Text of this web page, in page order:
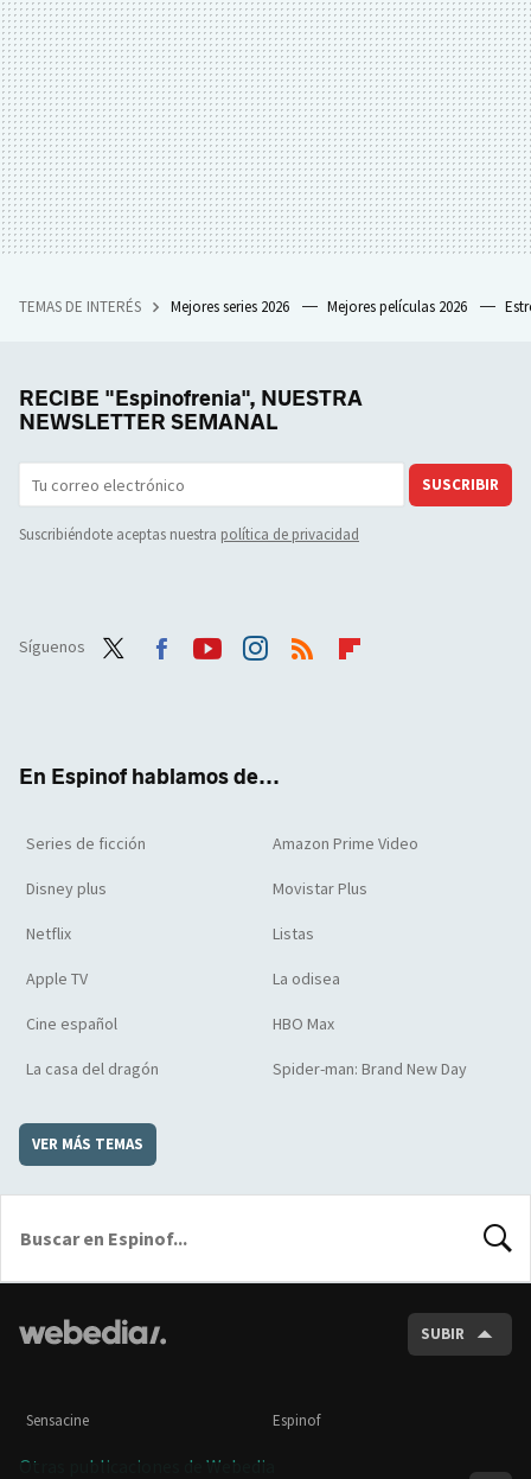
TEMAS DE INTERÉS Mejores series 2026 Mejores películas 2026
RECIBE "Espinofrenia", NUESTRA
NEWSLETTER SEMANAL
SUSCRIBIR
Suscribiéndote aceptas nuestra política de privacidad
Síguenos
En Espinof hablamos de...
Series de ficción Amazon Prime Video
Disney plus Movistar Plus
Netflix Listas
Apple TV La odisea
Cine español HBO Max
La casa del dragón Spider-man: Brand New Day
VER MÁS TEMAS
SUBIR
Sensacine Espinof
Otras publicaciones de Webedia